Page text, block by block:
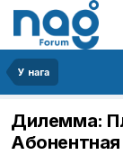
У нага
Дилемма: